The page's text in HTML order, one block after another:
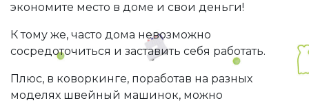
экономите место в доме и свои деньги!
К тому же, часто дома невозможно
сосредоточиться и заставить себя работать.
Плюс, в коворкинге, поработав на разных
моделях швейный машинок, можно